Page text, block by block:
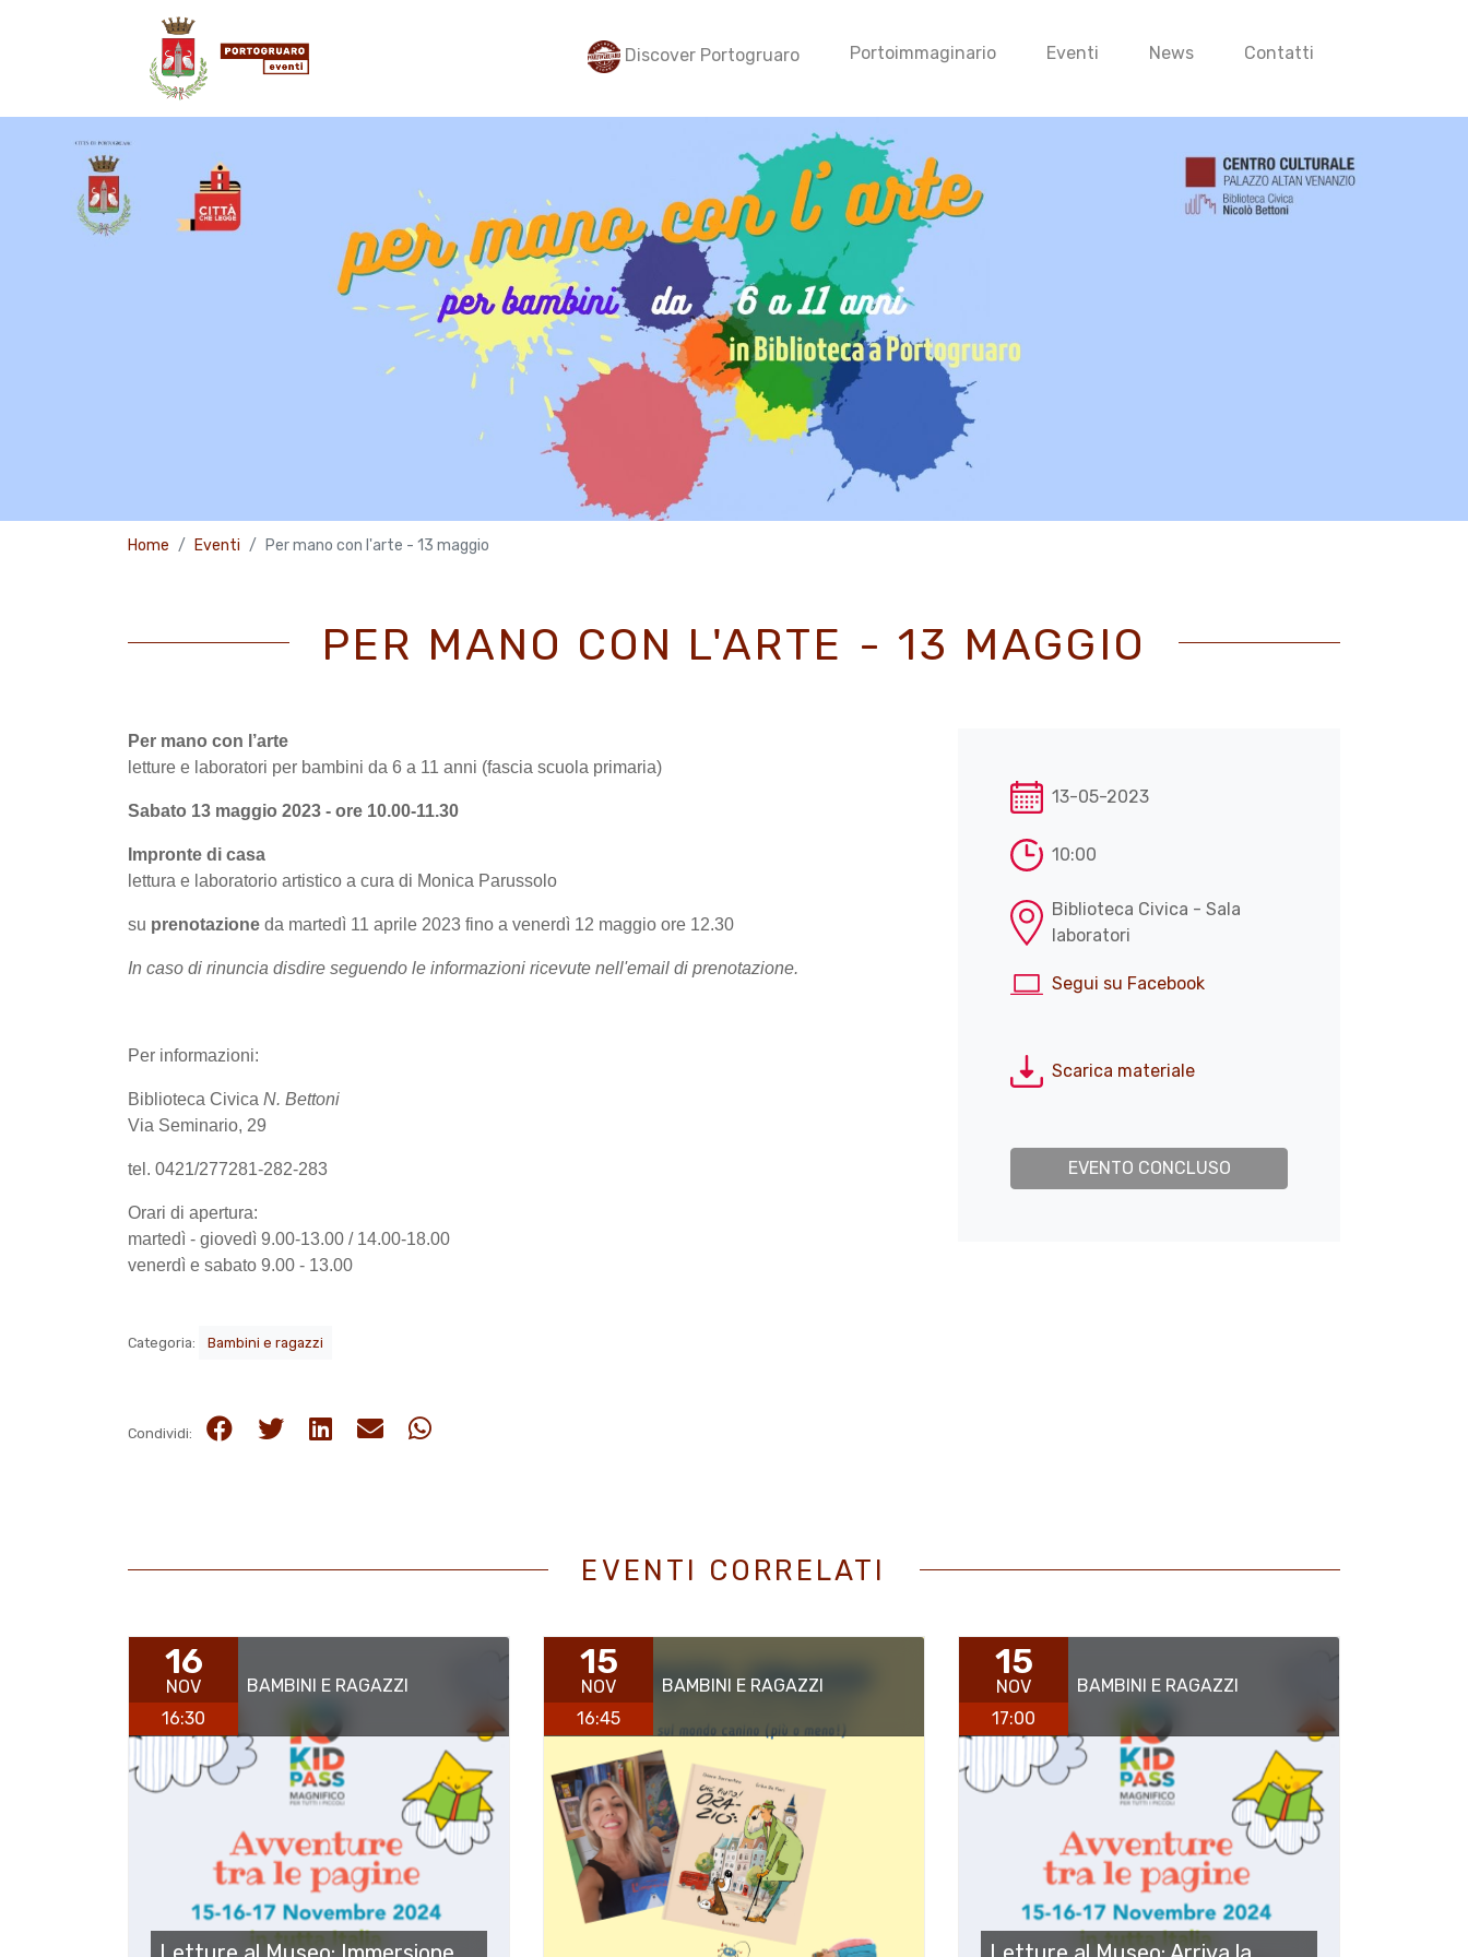
Discover Portogruaro Portoimmaginario Eventi News Contatti
Home Eventi Per mano con l'arte - 13 maggio
PER MANO CON L'ARTE - 13 MAGGIO
13-05-2023
10:00
Biblioteca Civica - Sala
laboratori
Segui su Facebook
Scarica materiale
EVENTO CONCLUSO
Per mano con l’arte
letture e laboratori per bambini da 6 a 11 anni (fascia scuola primaria)
Sabato 13 maggio 2023 - ore 10.00-11.30
Impronte di casa
lettura e laboratorio artistico a cura di Monica Parussolo
su prenotazione da martedì 11 aprile 2023 fino a venerdì 12 maggio ore 12.30
In caso di rinuncia disdire seguendo le informazioni ricevute nell'email di prenotazione.
Per informazioni:
Biblioteca Civica N. Bettoni
Via Seminario, 29
tel. 0421/277281-282-283
Orari di apertura:
martedì - giovedì 9.00-13.00 / 14.00-18.00
venerdì e sabato 9.00 - 13.00
Categoria: Bambini e ragazzi
Condividi:
EVENTI CORRELATI
16
NOV
16:30
BAMBINI E RAGAZZI
15
NOV
16:45
BAMBINI E RAGAZZI
15
NOV
17:00
BAMBINI E RAGAZZI